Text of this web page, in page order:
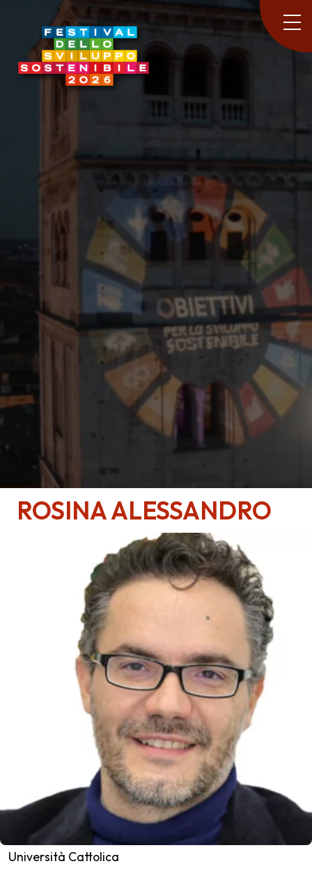
ROSINAALESSANDRO
Università Cattolica